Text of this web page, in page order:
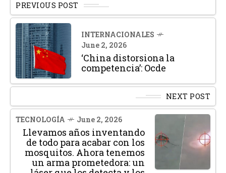
PREVIOUS POST
INTERNACIONALES
June 2, 2026
‘China distorsiona la
competencia’: Ocde
NEXT POST
TECNOLOGÍA June 2, 2026
Llevamos años inventando
de todo para acabar con los
mosquitos. Ahora tenemos
un arma prometedora: un